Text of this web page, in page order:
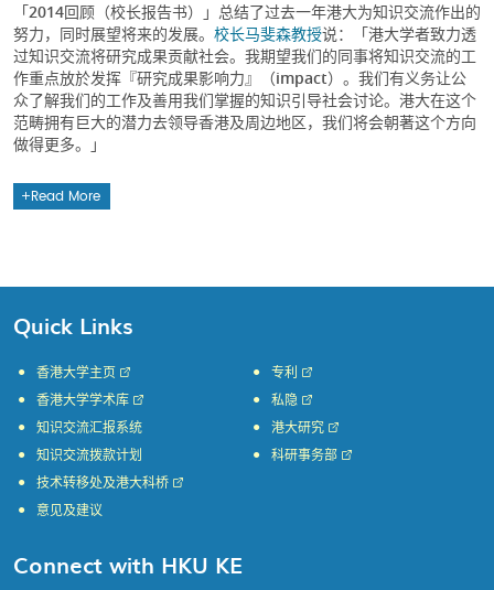
「2014回顾（校长报告书）」总结了过去一年港大为知识交流作出的
努力，同时展望将来的发展。 校长马斐森教授说：「港大学者致力透
过知识交流将研究成果贡献社会。我期望我们的同事将知识交流的工
作重点放於发挥『研究成果影响力』（impact）。我们有义务让公
众了解我们的工作及善用我们掌握的知识引导社会讨论。港大在这个
范畴拥有巨大的潜力去领导香港及周边地区，我们将会朝著这个方向
做得更多。」
Read More
Quick Links
香港大学主页
香港大学学术库
知识交流汇报系统
知识交流拨款计划
专利
私隐
港大研究
科研事务部
技术转移处及港大科桥
意见及建议
Connect with HKU KE